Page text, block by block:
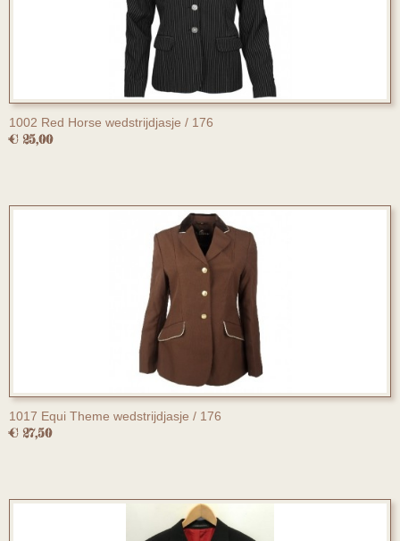
1002 Red Horse wedstrijdjasje / 176
€ 25,00
1017 Equi Theme wedstrijdjasje / 176
€ 27,50